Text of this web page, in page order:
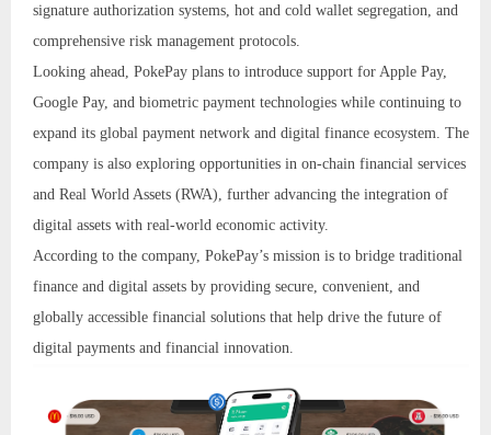
signature authorization systems, hot and cold wallet segregation, and
comprehensive risk management protocols.
Looking ahead, PokePay plans to introduce support for Apple Pay,
Google Pay, and biometric payment technologies while continuing to
expand its global payment network and digital finance ecosystem. The
company is also exploring opportunities in on-chain financial services
and Real World Assets (RWA), further advancing the integration of
digital assets with real-world economic activity.
According to the company, PokePay’s mission is to bridge traditional
finance and digital assets by providing secure, convenient, and
globally accessible financial solutions that help drive the future of
digital payments and financial innovation.